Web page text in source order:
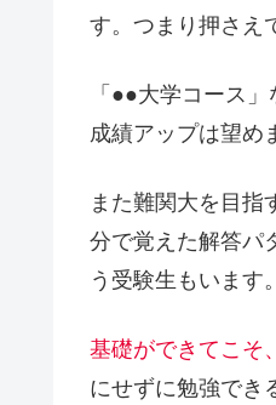
す。つまり押さえ
「●●大学コース
成績アップは望め
また難関大を目指
分で覚えた解答パ
う受験生もいます。
基礎ができてこそ
にせずに勉強でき